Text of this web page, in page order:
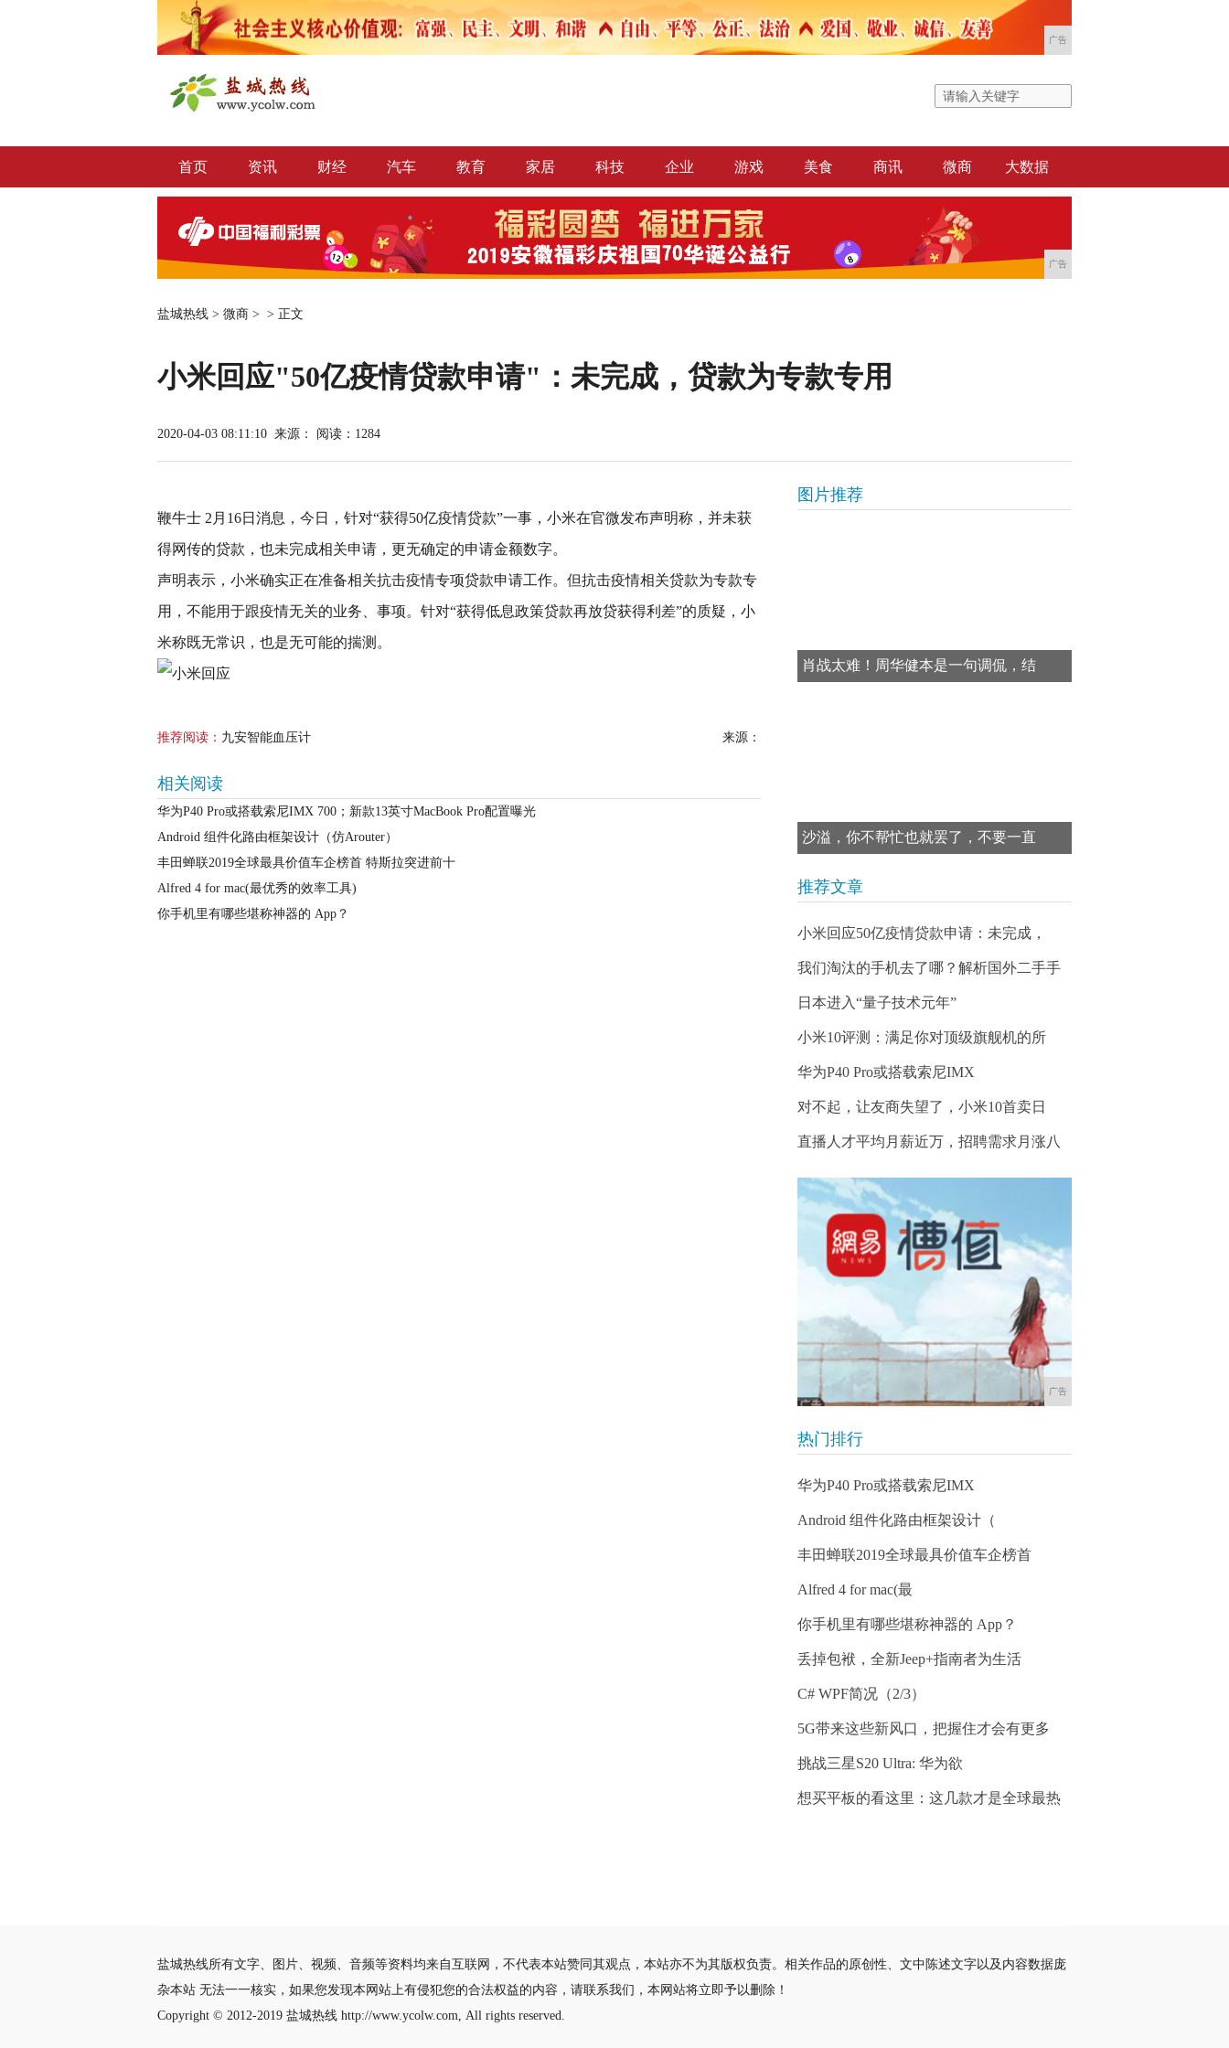
广告
首页 资讯 财经 汽车 教育 家居 科技 企业 游戏 美食 商讯 微商 大数据
广告
盐城热线 > 微商 > > 正文
小米回应"50亿疫情贷款申请"：未完成，贷款为专款专用
2020-04-03 08:11:10 来源： 阅读：1284
鞭牛士 2月16日消息，今日，针对“获得50亿疫情贷款”一事，小米在官微发布声明称，并未获
得网传的贷款，也未完成相关申请，更无确定的申请金额数字。
声明表示，小米确实正在准备相关抗击疫情专项贷款申请工作。但抗击疫情相关贷款为专款专
用，不能用于跟疫情无关的业务、事项。针对“获得低息政策贷款再放贷获得利差”的质疑，小
米称既无常识，也是无可能的揣测。
推荐阅读： 九安智能血压计 来源：
相关阅读
华为P40 Pro或搭载索尼IMX 700；新款13英寸MacBook Pro配置曝光
Android 组件化路由框架设计（仿Arouter）
丰田蝉联2019全球最具价值车企榜首 特斯拉突进前十
Alfred 4 for mac(最优秀的效率工具)
你手机里有哪些堪称神器的 App？
图片推荐
肖战太难！周华健本是一句调侃，结
沙溢，你不帮忙也就罢了，不要一直
推荐文章
小米回应50亿疫情贷款申请：未完成，
我们淘汰的手机去了哪？解析国外二手手
日本进入“量子技术元年”
小米10评测：满足你对顶级旗舰机的所
华为P40 Pro或搭载索尼IMX
对不起，让友商失望了，小米10首卖日
直播人才平均月薪近万，招聘需求月涨八
广告
热门排行
华为P40 Pro或搭载索尼IMX
Android 组件化路由框架设计（
丰田蝉联2019全球最具价值车企榜首
Alfred 4 for mac(最
你手机里有哪些堪称神器的 App？
丢掉包袱，全新Jeep+指南者为生活
C# WPF简况（2/3）
5G带来这些新风口，把握住才会有更多
挑战三星S20 Ultra: 华为欲
想买平板的看这里：这几款才是全球最热
盐城热线所有文字、图片、视频、音频等资料均来自互联网，不代表本站赞同其观点，本站亦不为其版权负责。相关作品的原创性、文中陈述文字以及内容数据庞
杂本站 无法一一核实，如果您发现本网站上有侵犯您的合法权益的内容，请联系我们，本网站将立即予以删除！
Copyright © 2012-2019 盐城热线 http://www.ycolw.com, All rights reserved.